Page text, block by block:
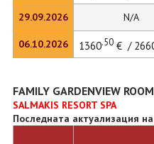
29.09.2026
06.10.2026
N/A
1360.50€ /
FAMILY GARDENVIEW
SALMAKIS RESORT SPA
Последната актуализация